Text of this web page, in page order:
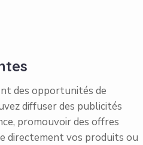
des opportunités de
diffuser des publicités
promouvoir des offres
directement vos produits ou